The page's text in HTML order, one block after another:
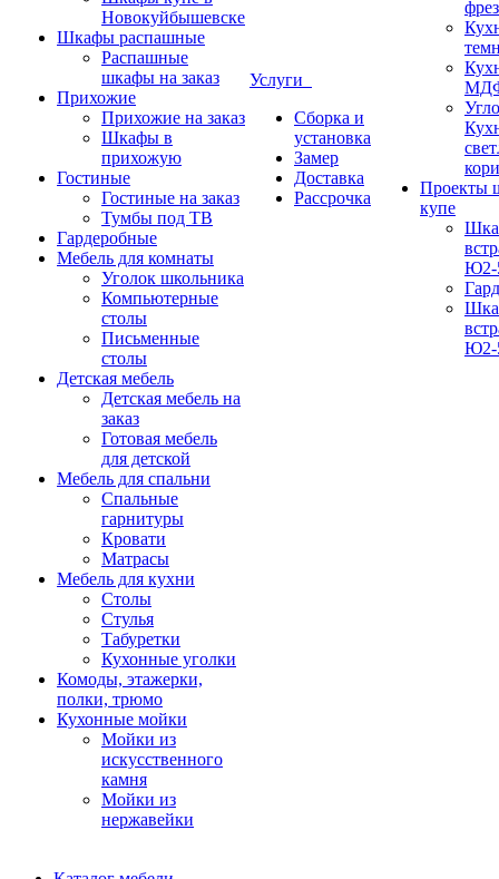
Новокуйбышевске
Шкафы распашные
Распашные
шкафы на заказ
Прихожие
Прихожие на заказ
Шкафы в
прихожую
Гостиные
Гостиные на заказ
Тумбы под ТВ
Гардеробные
Мебель для комнаты
Уголок школьника
Компьютерные
столы
Письменные
столы
Детская мебель
Детская мебель на
заказ
Готовая мебель
для детской
Мебель для спальни
Спальные
гарнитуры
Кровати
Матрасы
Мебель для кухни
Столы
Стулья
Табуретки
Кухонные уголки
Комоды, этажерки,
полки, трюмо
Кухонные мойки
Мойки из
искусственного
камня
Мойки из
нержавейки
Услуги
Сборка и
установка
Замер
Доставка
Рассрочка
МДФ
Проекты
купе
Ю2-
Ю2-